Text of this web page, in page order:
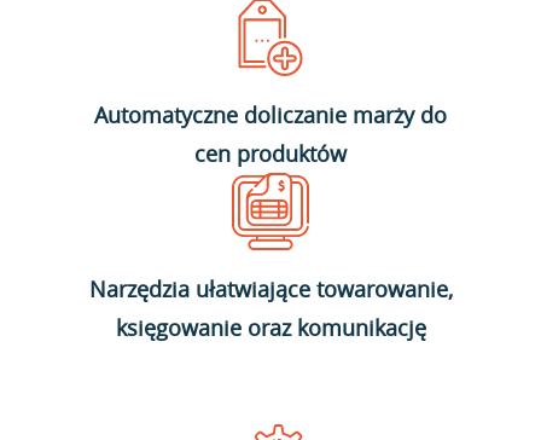
Automatyczne doliczanie marży do
cen produktów
Narzędzia ułatwiające towarowanie,
księgowanie oraz komunikację